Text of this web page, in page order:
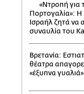
«Ντροπή για
Πορτογαλία»: Η
Ισραήλ ζητά να
συναυλία του
Βρετανία:
θέατρα
«έξυπνα